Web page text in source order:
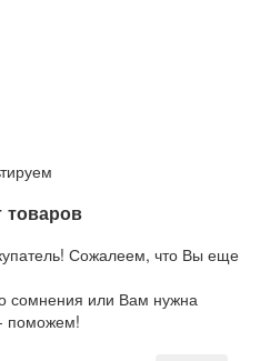
товаров
Сожалеем, что Вы еще
сомнения или Вам нужна
поможем!